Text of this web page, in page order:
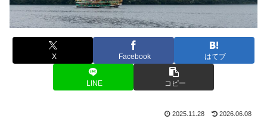
X Facebook はてブ
LINE コピー
2025.11.28 2026.06.08